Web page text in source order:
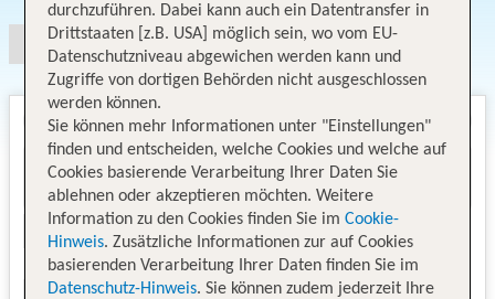
durchzuführen. Dabei kann auch ein Datentransfer in
Drittstaaten [z.B. USA] möglich sein, wo vom EU-
Datenschutzniveau abgewichen werden kann und
Zugriffe von dortigen Behörden nicht ausgeschlossen
werden können.
Sie können mehr Informationen unter "Einstellungen"
finden und entscheiden, welche Cookies und welche auf
Cookies basierende Verarbeitung Ihrer Daten Sie
ablehnen oder akzeptieren möchten. Weitere
Information zu den Cookies finden Sie im Cookie-
Hinweis. Zusätzliche Informationen zur auf Cookies
basierenden Verarbeitung Ihrer Daten finden Sie im
Datenschutz-Hinweis. Sie können zudem jederzeit Ihre